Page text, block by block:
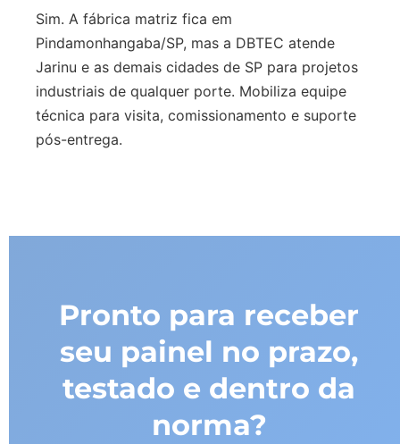
Sim. A fábrica matriz fica em
Pindamonhangaba/SP, mas a DBTEC atende
Jarinu e as demais cidades de SP para projetos
industriais de qualquer porte. Mobiliza equipe
técnica para visita, comissionamento e suporte
pós-entrega.
Pronto para receber
seu painel no prazo,
testado e dentro da
norma?